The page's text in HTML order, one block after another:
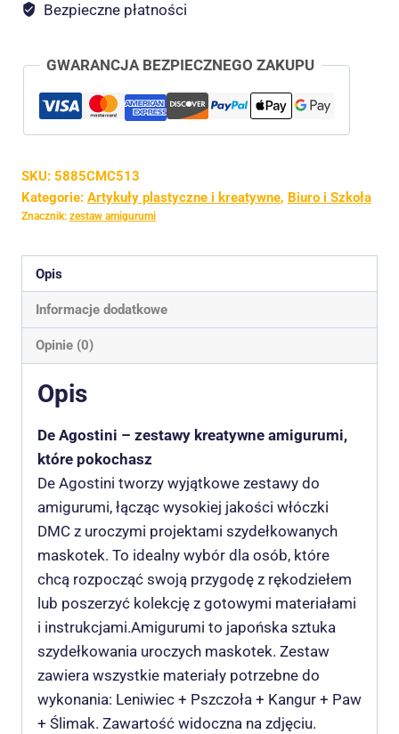
Pszczoła
Kangur
Paw
Ślimak
Bezpieczne płatności
GWARANCJA BEZPIECZNEGO ZAKUPU
SKU: 5885CMC513
Kategorie: Artykuły plastyczne i kreatywne, Biuro i Szkoła
Znacznik: zestaw amigurumi
Opis
Informacje dodatkowe
Opinie (0)
Opis
De Agostini – zestawy kreatywne amigurumi,
które pokochasz
De Agostini tworzy wyjątkowe zestawy do
amigurumi, łącząc wysokiej jakości włóczki
DMC z uroczymi projektami szydełkowanych
maskotek. To idealny wybór dla osób, które
chcą rozpocząć swoją przygodę z rękodziełem
lub poszerzyć kolekcję z gotowymi materiałami
i instrukcjami.Amigurumi to japońska sztuka
szydełkowania uroczych maskotek. Zestaw
zawiera wszystkie materiały potrzebne do
wykonania: Leniwiec + Pszczoła + Kangur + Paw
+ Ślimak. Zawartość widoczna na zdjęciu.